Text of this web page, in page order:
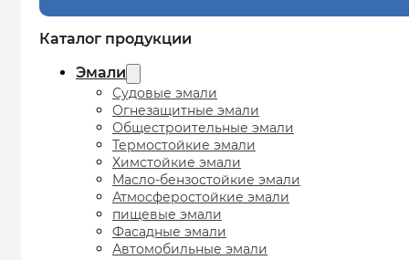
Каталог продукции
Эмали
Судовые эмали
Огнезащитные эмали
Общестроительные эмали
Термостойкие эмали
Химстойкие эмали
Масло-бензостойкие эмали
Атмосферостойкие эмали
пищевые эмали
Фасадные эмали
Автомобильные эмали